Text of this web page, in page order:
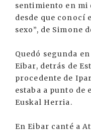
sentimiento en mi
desde que conocí
sexo”, de Simone
Quedó segunda
Eibar, detrás de
procedente de
estaba a punto de
Euskal Herria.
En Eibar canté a